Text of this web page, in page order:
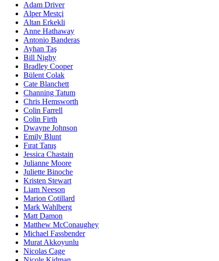
Adam Driver
Alper Mestçi
Altan Erkekli
Anne Hathaway
Antonio Banderas
Ayhan Taş
Bill Nighy
Bradley Cooper
Bülent Çolak
Cate Blanchett
Channing Tatum
Chris Hemsworth
Colin Farrell
Colin Firth
Dwayne Johnson
Emily Blunt
Fırat Tanış
Jessica Chastain
Julianne Moore
Juliette Binoche
Kristen Stewart
Liam Neeson
Marion Cotillard
Mark Wahlberg
Matt Damon
Matthew McConaughey
Michael Fassbender
Murat Akkoyunlu
Nicolas Cage